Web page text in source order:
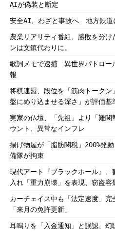
AIが偽装と断定
安全AI、わざと事故へ 地方鉄道
農業リアリティ番組、勝敗を分
ンは文鎮代わりに。
歌詞メモで逮捕 異世界パトロー
報
将棋連盟、段位を「筋肉トーク
盤にめり込ませる深さ」が評価基
実家の仏壇、「先祖」より「難
ウント、異常なインフレ
揚げ物屋が「脂肪関税」200%発
備隊が拘束
現代アート『ブラックホール』
入れ「重力崩壊」を表現、窃盗容
カーチェイス中も「法定速度」
「来月の免許更新」
耳鳴りを「入金通知」と誤認、